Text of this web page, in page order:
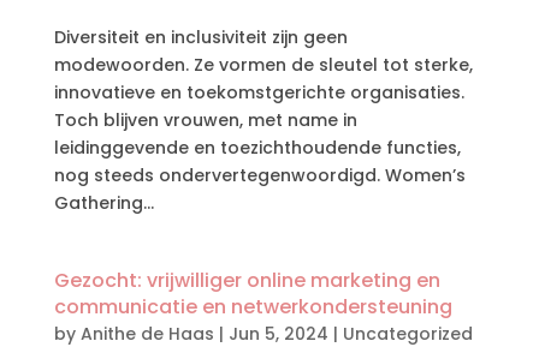
Diversiteit en inclusiviteit zijn geen
modewoorden. Ze vormen de sleutel tot sterke,
innovatieve en toekomstgerichte organisaties.
Toch blijven vrouwen, met name in
leidinggevende en toezichthoudende functies,
nog steeds ondervertegenwoordigd. Women’s
Gathering...
Gezocht: vrijwilliger online marketing en
communicatie en netwerkondersteuning
by Anithe de Haas | Jun 5, 2024 | Uncategorized